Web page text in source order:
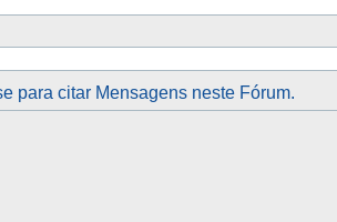
para citar Mensagens neste Fórum.